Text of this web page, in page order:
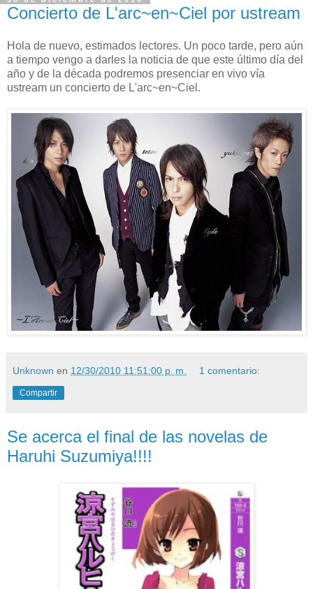
Concierto de L'arc~en~Ciel por ustream
Hola de nuevo, estimados lectores. Un poco tarde, pero aún
a tiempo vengo a darles la noticia de que este último día del
año y de la década podremos presenciar en vivo vía
ustream un concierto de L'arc~en~Ciel.
Unknown en 12/30/2010 11:51:00 p. m. 1 comentario:
Compartir
Se acerca el final de las novelas de
Haruhi Suzumiya!!!!